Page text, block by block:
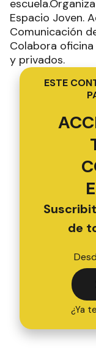
Espacio Joven.
Comunicación
Colabora
y privados.
ESTE
de
¿Ya